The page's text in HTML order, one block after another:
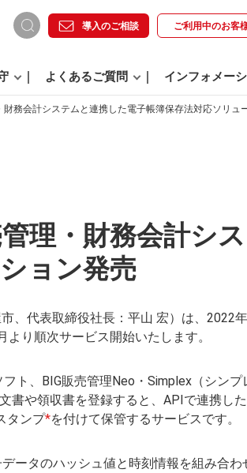
導入のご相談 ご利用中のお客
よくあるご質問 インフォメー
財務会計システムと連携した電子帳簿保存法対応ソリュ
理・財務会計シ
ョン発売
、代表取締役社長：平山 宏）は、2022
り順次サービス開始いたします。
ト、BIG販売管理Neo・Simplex（シンプ
書や領収書を登録すると、APIで連携し
タンプ*を付けて保管するサービスです。
ータのハッシュ値と時刻情報を組み合わ